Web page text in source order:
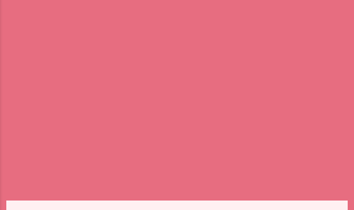
👉 홈택스 종합소득세 정정신고 바로가기 📑